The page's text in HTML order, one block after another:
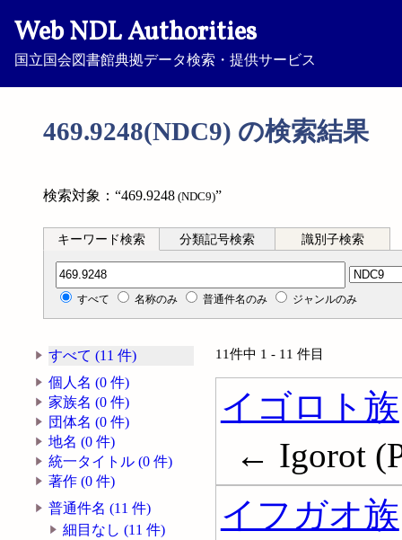
Web NDL Authorities
国立国会図書館典拠データ検索・提供サービス
469.9248(NDC9) の検索結果
検索対象：“469.9248 (NDC9)”
キーワード検索 分類記号検索 識別子検索
分類記号検索
すべて 名称のみ 普通件名のみ ジャンルのみ
すべて (11 件)
個人名 (0 件)
家族名 (0 件)
団体名 (0 件)
地名 (0 件)
統一タイトル (0 件)
著作 (0 件)
普通件名 (11 件)
細目なし (11 件)
11件中 1 - 11 件目
イゴロト族
← Igorot
イフガオ族